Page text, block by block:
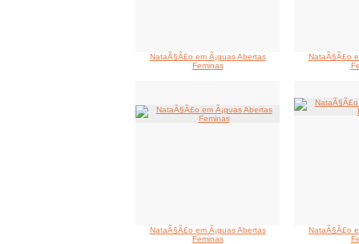
NataÃ§Ã£o em Ã¡guas Abertas
Feminas
NataÃ§Ã£o
NataÃ§Ã£o em Ã¡guas Abertas
Feminas
NataÃ§Ã£o